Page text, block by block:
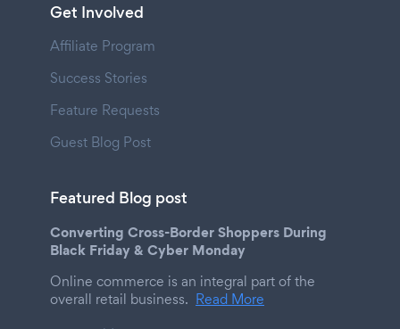
Get Involved
Affiliate Program
Success Stories
Feature Requests
Guest Blog Post
Featured Blog post
Converting Cross-Border Shoppers During
Black Friday & Cyber Monday
Online commerce is an integral part of the
overall retail business. Read More